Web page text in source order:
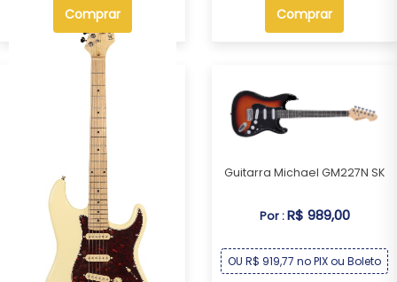
Comprar Comprar
Guitarra Michael GM227N SK
Por :R$ 989,00
OU R$ 919,77 no PIX ou Boleto